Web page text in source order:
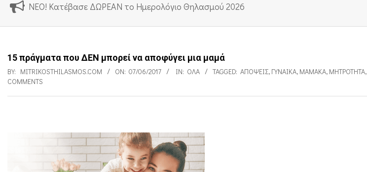
ΝΕΟ! Κατέβασε ΔΩΡΕΑΝ το Ημερολόγιο Θηλασμού 2026
15 πράγματα που ΔΕΝ μπορεί να αποφύγει μια μαμά
BY: MITRIKOSTHILASMOS.COM ON: 07/06/2017 IN: ΌΛΑ TAGGED: ΑΠΌΨΕΙΣ, ΓΥΝΑΊΚΑ, ΜΑΜΆΚΑ, ΜΗΤΡΌΤΗΤΑ,
COMMENTS